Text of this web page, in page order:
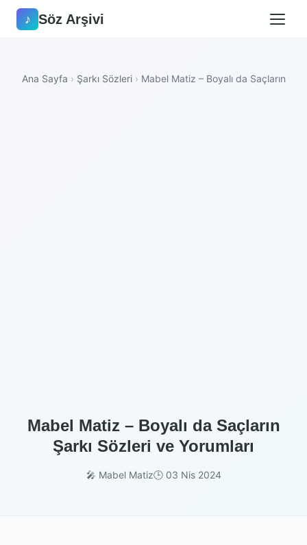
♪ Söz Arşivi
Ana Sayfa › Şarkı Sözleri › Mabel Matiz – Boyalı da Saçların
Mabel Matiz – Boyalı da Saçların
Şarkı Sözleri ve Yorumları
🎤 Mabel Matiz🕒 03 Nis 2024